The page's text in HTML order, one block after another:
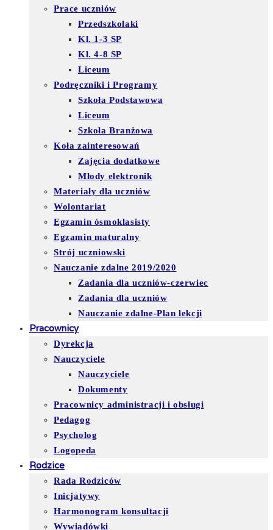
Prace uczniów
Przedszkolaki
Kl. 1-3 SP
Kl. 4-8 SP
Liceum
Podręczniki i Programy
Szkoła Podstawowa
Liceum
Szkoła Branżowa
Koła zainteresowań
Zajęcia dodatkowe
Młody elektronik
Materiały dla uczniów
Wolontariat
Egzamin ósmoklasisty
Egzamin maturalny
Strój uczniowski
Nauczanie zdalne 2019/2020
Zadania dla uczniów-czerwiec
Zadania dla uczniów
Nauczanie zdalne-Plan lekcji
Pracownicy
Dyrekcja
Nauczyciele
Nauczyciele
Dokumenty
Pracownicy administracji i obsługi
Pedagog
Psycholog
Logopeda
Rodzice
Rada Rodziców
Inicjatywy
Harmonogram konsultacji
Wywiadówki